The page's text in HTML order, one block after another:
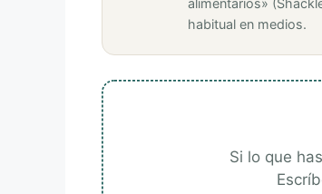
alimentarios»
habitual en medios.
Si lo que